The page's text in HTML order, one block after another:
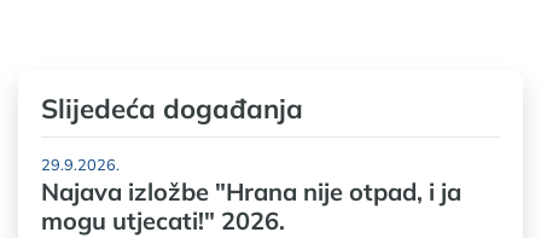
Slijedeća događanja
29.9.2026.
Najava izložbe "Hrana nije otpad, i ja
mogu utjecati!" 2026.